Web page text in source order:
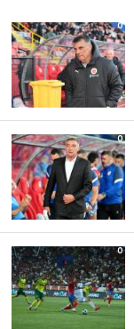
0
0
0